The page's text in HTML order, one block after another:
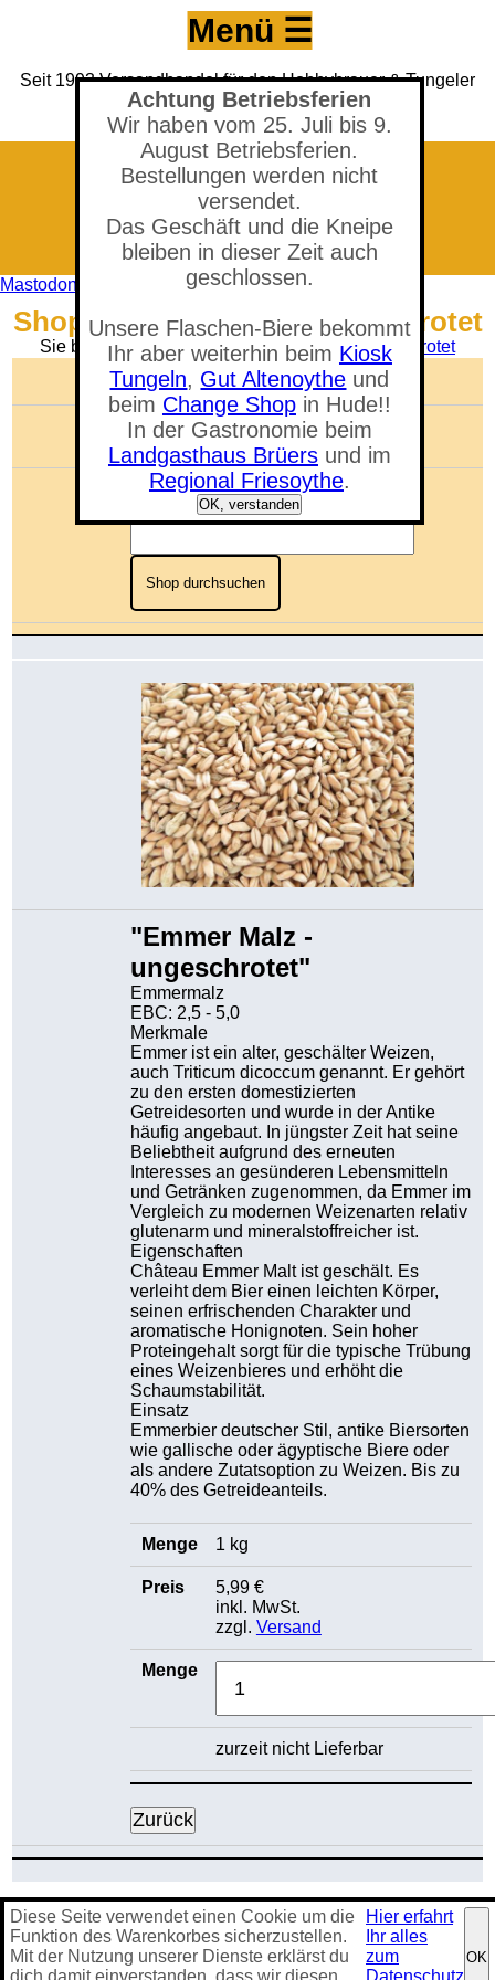
Diese Seite verwendet einen Cookie um die
Funktion des Warenkorbes sicherzustellen.
Mit der Nutzung unserer Dienste erklärst du
dich damit einverstanden, dass wir diesen
Hier erfahrt
Ihr alles
zum
Datenschutz
OK
Achtung Betriebsferien
Wir haben vom 25. Juli bis 9.
August Betriebsferien.
Bestellungen werden nicht
versendet.
Das Geschäft und die Kneipe
bleiben in dieser Zeit auch
geschlossen.
Unsere Flaschen-Biere bekommt
Ihr aber weiterhin beim Kiosk
Tungeln, Gut Altenoythe und
beim Change Shopin Hude!!
In der Gastronomie beim
Landgasthaus Brüersund im
Regional Friesoythe.
OK, verstanden
Seit 1993 Versandhandel für den Hobbybrauer & Tungeler
Brauerei seit 2017
(Neuer) Tungeler Krug seit 1903
Menü ☰
Mastodon
Shop - Emmer Malz - ungeschrotet
Sie befinden sich in der Abteilung:Malz ungeschrotet
🛒 Warenkorb anzeigen
Anzahl der Artikel: 0
Gesamtwert: 0,00 €
Artikel suchen
Shop durchsuchen
"Emmer Malz -
ungeschrotet"
Emmermalz
EBC: 2,5 - 5,0
Merkmale
Emmer ist ein alter, geschälter Weizen,
auch Triticum dicoccum genannt. Er gehört
zu den ersten domestizierten
Getreidesorten und wurde in der Antike
häufig angebaut. In jüngster Zeit hat seine
Beliebtheit aufgrund des erneuten
Interesses an gesünderen Lebensmitteln
und Getränken zugenommen, da Emmer im
Vergleich zu modernen Weizenarten relativ
glutenarm und mineralstoffreicher ist.
Eigenschaften
Château Emmer Malt ist geschält. Es
verleiht dem Bier einen leichten Körper,
seinen erfrischenden Charakter und
aromatische Honignoten. Sein hoher
Proteingehalt sorgt für die typische Trübung
eines Weizenbieres und erhöht die
Schaumstabilität.
Einsatz
Emmerbier deutscher Stil, antike Biersorten
wie gallische oder ägyptische Biere oder
als andere Zutatsoption zu Weizen. Bis zu
40% des Getreideanteils.
1 kg
5,99 €
inkl. MwSt.
zzgl. Versand
zurzeit nicht Lieferbar
Impressum·Datenschutz·AGB·Kontakt·Sitemap
Spezialversand für den Haus- & Hobbybrauer
26133 Oldenburg